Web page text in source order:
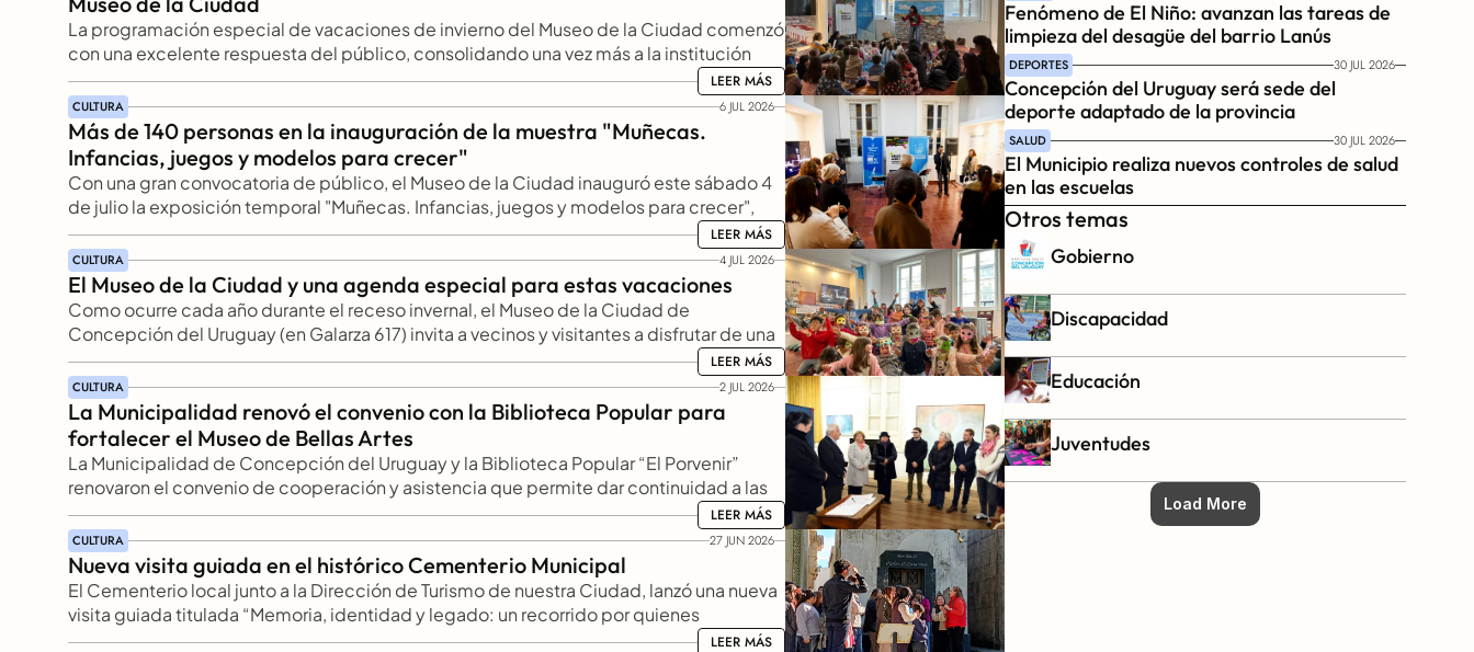
La programación especial de vacaciones de invierno del Museo de la Ciudad comenzó
con una excelente respuesta del público, consolidando una vez más a la institución
como uno de los principales espacios públicos de encuentro cultural para las familias
uruguayenses durante el receso invernal.
LEER MÁS
LEER MÁS
CULTURA 6 JUL 2026
Más de 140 personas en la inauguración de la muestra "Muñecas.
Infancias, juegos y modelos para crecer"
Con una gran convocatoria de público, el Museo de la Ciudad inauguró este sábado 4
de julio la exposición temporal "Muñecas. Infancias, juegos y modelos para crecer",
primera propuesta de la programación especial de vacaciones de invierno.
LEER MÁS
LEER MÁS
CULTURA 4 JUL 2026
El Museo de la Ciudad y una agenda especial para estas vacaciones
Como ocurre cada año durante el receso invernal, el Museo de la Ciudad de
Concepción del Uruguay (en Galarza 617) invita a vecinos y visitantes a disfrutar de una
amplia programación especialmente pensada para las vacaciones de invierno, con
propuestas destinadas a públicos de todas las edades.
LEER MÁS
LEER MÁS
CULTURA 2 JUL 2026
La Municipalidad renovó el convenio con la Biblioteca Popular para
fortalecer el Museo de Bellas Artes
La Municipalidad de Concepción del Uruguay y la Biblioteca Popular “El Porvenir”
renovaron el convenio de cooperación y asistencia que permite dar continuidad a las
actividades del Museo de Bellas Artes, el cual posee en resguardo centenares de
obras de arte de gran importancia, y desde hace años trabaja en la recuperación de
muchas de ellas.
LEER MÁS
LEER MÁS
CULTURA 27 JUN 2026
Nueva visita guiada en el histórico Cementerio Municipal
El Cementerio local junto a la Dirección de Turismo de nuestra Ciudad, lanzó una nueva
visita guiada titulada “Memoria, identidad y legado: un recorrido por quienes
construyeron Concepción del Uruguay”, a cargo de Lorena Kannemann, en el marco de
LEER MÁS
LEER MÁS
Fenómeno de El Niño: avanzan las tareas de
limpieza del desagüe del barrio Lanús
DEPORTES 30 JUL 2026
Concepción del Uruguay será sede del
deporte adaptado de la provincia
SALUD 30 JUL 2026
El Municipio realiza nuevos controles de salud
en las escuelas
Otros temas
Gobierno
Discapacidad
Educación
Juventudes
Load More